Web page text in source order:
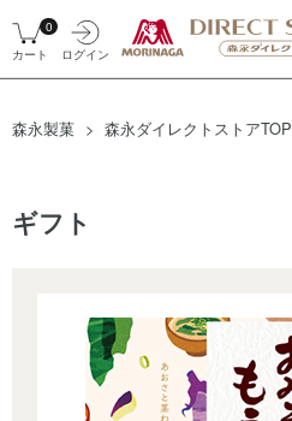
ログイン
0
カート
森永製菓 森永ダイレクトストアTOP
ギフト